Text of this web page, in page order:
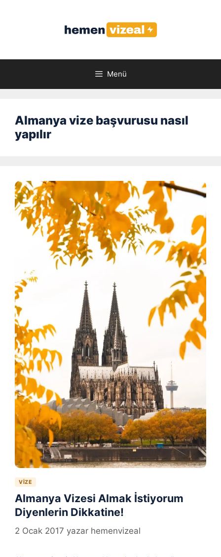
Menü
Almanya vize başvurusu nasıl
yapılır
VIZE
Almanya Vizesi Almak İstiyorum
Diyenlerin Dikkatine!
2 Ocak 2017 yazar hemenvizeal